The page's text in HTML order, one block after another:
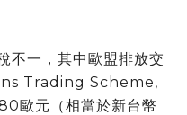
不一，其中歐盟排放交
Trading Scheme,
歐元（相當於新台幣